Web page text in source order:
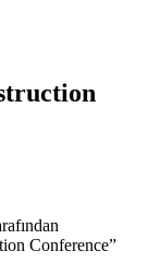
Conference”